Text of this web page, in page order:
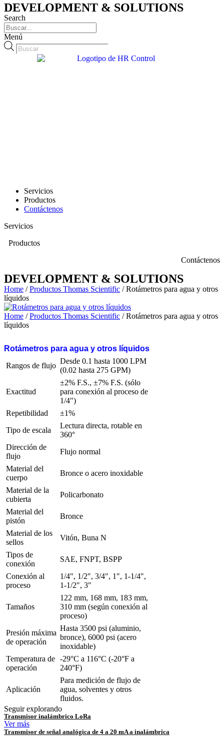
DEVELOPMENT & SOLUTIONS
Search
Menú
Búsqueda
de
productos
Servicios
Productos
Contáctenos
Servicios
Productos
Contáctenos
DEVELOPMENT & SOLUTIONS
Home /Productos Thomas Scientific / Rotámetros para agua y otros
líquidos
Home /Productos Thomas Scientific / Rotámetros para agua y otros
líquidos
Rotámetros para agua y otros líquidos
Rangos de flujo
Desde 0.1 hasta 1000 LPM
(0.02 hasta 275 GPM)
Exactitud
±2% F.S., ±7% F.S. (sólo
para conexión al proceso de
1/4″)
Repetibilidad
±1%
Tipo de escala
Lectura directa, rotable en
360°
Dirección de
flujo
Flujo normal
Material del
cuerpo
Bronce o acero inoxidable
Material de la
cubierta
Policarbonato
Material del
pistón
Bronce
Material de los
sellos
Vitón, Buna N
Tipos de
conexión
SAE, FNPT, BSPP
Conexión al
proceso
1/4″, 1/2″, 3/4″, 1″, 1-1/4″,
1-1/2″, 3″
Tamaños
122 mm, 168 mm, 183 mm,
310 mm (según conexión al
proceso)
Presión máxima
de operación
Hasta 3500 psi (aluminio,
bronce), 6000 psi (acero
inoxidable)
Temperatura de
operación
-29°C a 116°C (-20°F a
240°F)
Aplicación
Para medición de flujo de
agua, solventes y otros
fluidos.
Seguir explorando
Transmisor inalámbrico LoRa
Ver más
Transmisor de señal analógica de 4 a 20 mA a inalámbrica